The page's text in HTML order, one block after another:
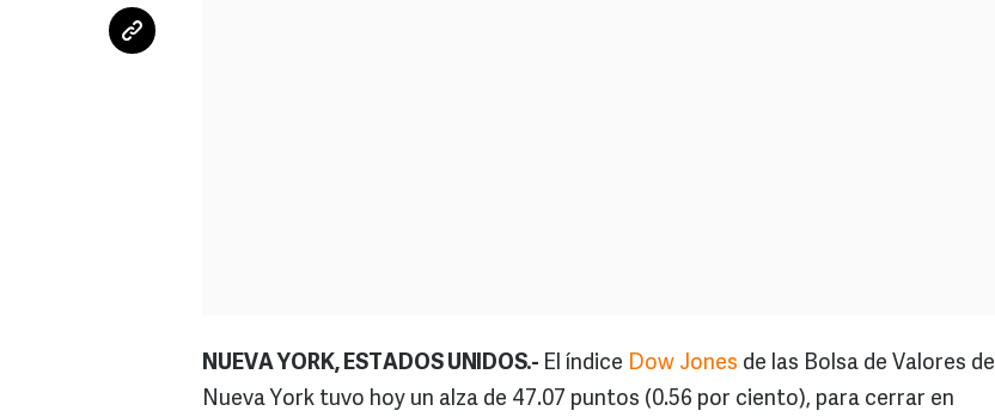
NUEVA YORK, ESTADOS UNIDOS.- El índice Dow Jones de las Bolsa de Valores de
Nueva York tuvo hoy un alza de 47.07 puntos (0.56 por ciento), para cerrar en